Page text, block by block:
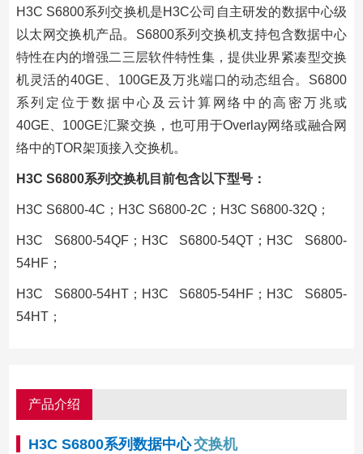
H3C S6800系列交换机是H3C公司自主研发的数据中心级
以太网交换机产品。S6800系列交换机支持包含数据中心
特性在内的增强二三层软件特性集，提供业界紧凑型交换
机灵活的40GE、100GE及万兆端口的动态组合。S6800
系列定位于数据中心及云计算网络中的高密万兆或
40GE、100GE汇聚交换，也可用于Overlay网络或融合网
络中的TOR架顶接入交换机。
H3C S6800系列交换机目前包含以下型号：
H3C S6800-4C；H3C S6800-2C；H3C S6800-32Q；
H3C S6800-54QF；H3C S6800-54QT；H3C S6800-
54HF；
H3C S6800-54HT；H3C S6805-54HF；H3C S6805-
54HT；
产品介绍
H3C S6800系列数据中心交换机